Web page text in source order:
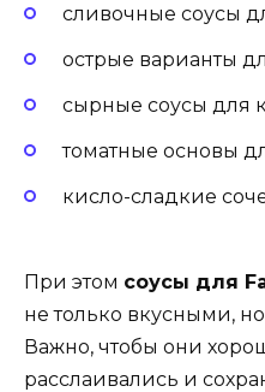
сливочные соусы
острые варианты
сырные соусы для
томатные основы
кисло-сладкие
При этом соусы для
не только вкусными,
Важно, чтобы они
расслаивались и